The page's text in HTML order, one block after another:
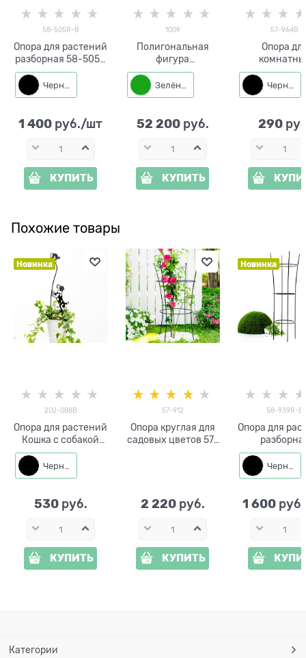
58-505R-B
Опора для растений
разборная 58-505R
металл высота 150
см
1 400 руб./шт
КУПИТЬ
1009
Полигональная
фигура
металлическая
новогодний Шар с
подсветкой 1009
52 200 руб.
КУПИТЬ
57-964B
Опора
растений
металл
290
Похожие товары
Новинка
202-088B
Опора для растений
Кошка с собакой
202-088 h=50 см
530 руб.
КУПИТЬ
57-912
Опора круглая для
садовых цветов 57-
2 220 руб.
КУПИТЬ
Новинка
58-939R-B
Опора для
939R высота
1 600
Категории